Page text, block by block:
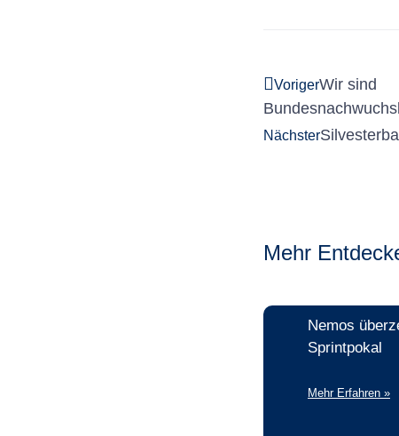
VorigerWir sind
Nächster
Mehr
Nemos
Sprintpokal
Mehr Erfahren »